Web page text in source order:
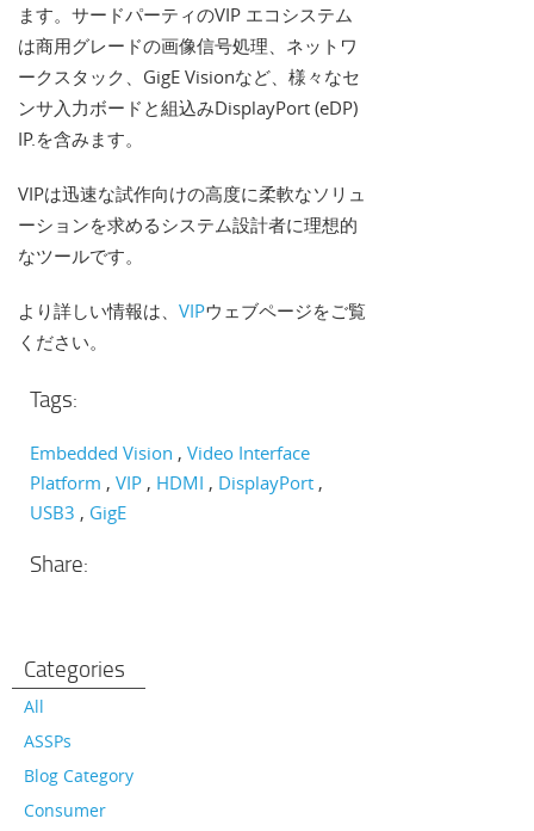
ます。サードパーティのVIP エコシステム
は商用グレードの画像信号処理、ネットワ
ークスタック、GigE Visionなど、様々なセ
ンサ入力ボードと組込みDisplayPort (eDP)
IP.を含みます。
VIPは迅速な試作向けの高度に柔軟なソリュ
ーションを求めるシステム設計者に理想的
なツールです。
より詳しい情報は、 VIPウェブページをご覧
ください。
Tags:
Embedded Vision
Video Interface
Platform
VIP HDMI
DisplayPort
USB3
GigE
Share:
Categories
All
ASSPs
Blog Category
Consumer